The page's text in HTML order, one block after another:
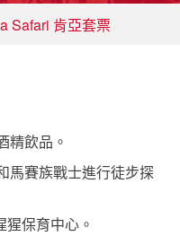
Safari 肯亞套票
精飲品。
馬賽族戰士進行徒步探
保育中心。